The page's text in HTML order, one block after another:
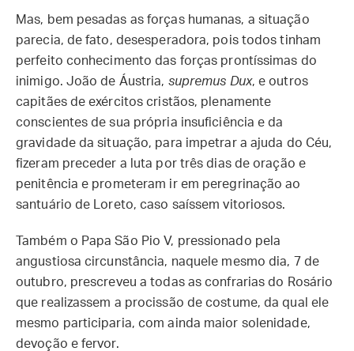
Mas, bem pesadas as forças humanas, a situação
parecia, de fato, desesperadora, pois todos tinham
perfeito conhecimento das forças prontíssimas do
inimigo. João de Áustria, supremus Dux, e outros
capitães de exércitos cristãos, plenamente
conscientes de sua própria insuficiência e da
gravidade da situação, para impetrar a ajuda do Céu,
fizeram preceder a luta por três dias de oração e
penitência e prometeram ir em peregrinação ao
santuário de Loreto, caso saíssem vitoriosos.
Também o Papa São Pio V, pressionado pela
angustiosa circunstância, naquele mesmo dia, 7 de
outubro, prescreveu a todas as confrarias do Rosário
que realizassem a procissão de costume, da qual ele
mesmo participaria, com ainda maior solenidade,
devoção e fervor.